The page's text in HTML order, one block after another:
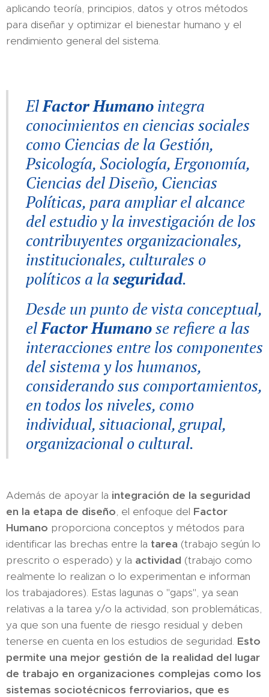
aplicando teoría, principios, datos y otros métodos
para diseñar y optimizar el bienestar humano y el
rendimiento general del sistema.
ElFactor Humano integra
conocimientos en ciencias sociales
como Ciencias de la Gestión,
Psicología, Sociología, Ergonomía,
Ciencias del Diseño, Ciencias
Políticas, para ampliar el alcance
del estudio y la investigación de los
contribuyentes organizacionales,
institucionales, culturales o
políticos a la seguridad.
Desde un punto de vista conceptual,
elFactor Humanose refiere a las
interacciones entre los componentes
del sistema y los humanos,
considerando sus comportamientos,
en todos los niveles, como
individual, situacional, grupal,
organizacional o cultural.
Además de apoyar la integración de la seguridad
en la etapa de diseño, el enfoque del Factor
Humano proporciona conceptos y métodos para
identificar las brechas entre la tarea (trabajo según lo
prescrito o esperado) y la actividad (trabajo como
realmente lo realizan o lo experimentan e informan
los trabajadores). Estas lagunas o "gaps", ya sean
relativas a la tarea y/o la actividad, son problemáticas,
ya que son una fuente de riesgo residual y deben
tenerse en cuenta en los estudios de seguridad. Esto
permite una mejor gestión de la realidad del lugar
de trabajo en organizaciones complejas como los
sistemas sociotécnicos ferroviarios, que es